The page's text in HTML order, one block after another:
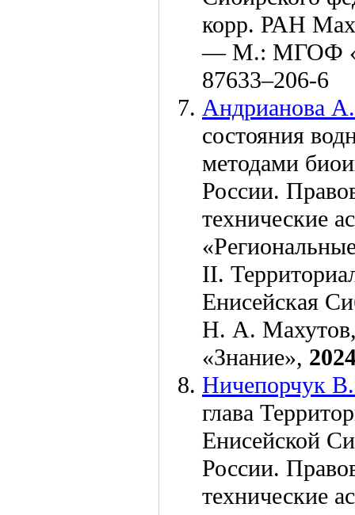
корр. РАН
— М.: МГОФ
87633–206-6
Андрианова
состояния
методами
России.
технические
II.
Енисейская
Н. А.
«Знание»,
Ничепорчук
глава
Енисейской
России.
технические